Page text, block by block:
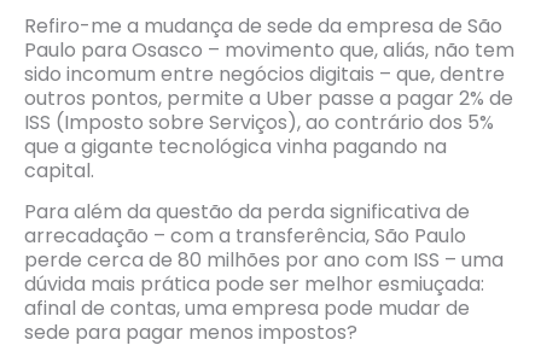
Refiro-me a mudança de sede da empresa de São
Paulo para Osasco – movimento que, aliás, não tem
sido incomum entre negócios digitais – que, dentre
outros pontos, permite a Uber passe a pagar 2% de
ISS (Imposto sobre Serviços), ao contrário dos 5%
que a gigante tecnológica vinha pagando na
capital.
Para além da questão da perda significativa de
arrecadação – com a transferência, São Paulo
perde cerca de 80 milhões por ano com ISS – uma
dúvida mais prática pode ser melhor esmiuçada:
afinal de contas, uma empresa pode mudar de
sede para pagar menos impostos?